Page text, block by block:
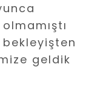
geldik